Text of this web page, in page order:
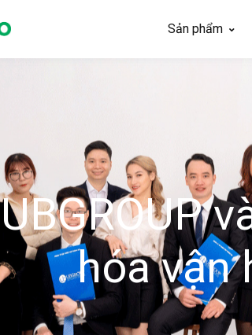
Sản phẩm
UBGROUP
hóa vận